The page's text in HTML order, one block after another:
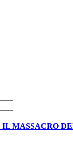
MASSACRO